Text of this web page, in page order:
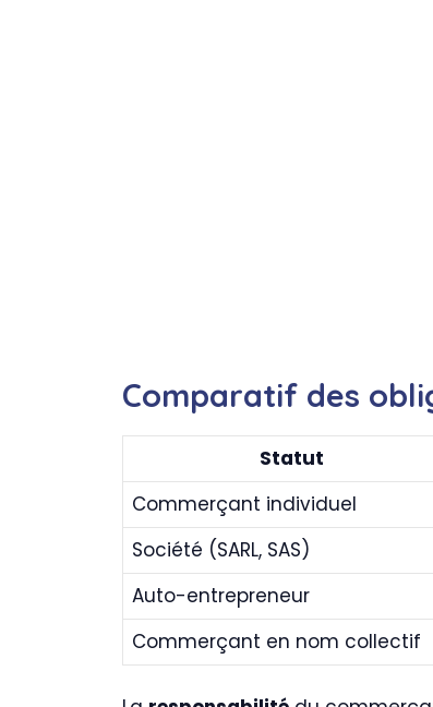
Comparatif des
Statut
Commerçant individuel
Société (SARL, SAS)
Auto-entrepreneur
Commerçant en nom collectif